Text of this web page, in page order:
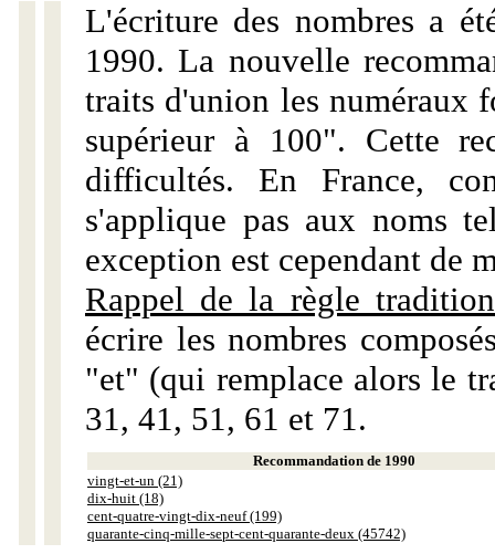
L'écriture des nombres a
1990. La nouvelle
traits d'union les numéraux
supérieur à 100". Cette
difficultés. En France,
s'applique pas aux noms
exception est cependant de
Rappel de la règle
écrire les nombres
"et" (qui remplace alors le
31, 41, 51, 61 et 71.
Recommandation de 1990
vingt-et-un (21)
dix-huit (18)
cent-quatre-vingt-dix-neuf (199)
quarante-cinq-mille-sept-cent-quarante-deux (45742)